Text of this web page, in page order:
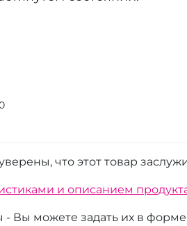
что этот товар
и описанием
- Вы можете задать их в форме